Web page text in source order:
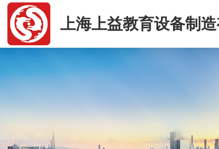
上海上益教育设备制
司